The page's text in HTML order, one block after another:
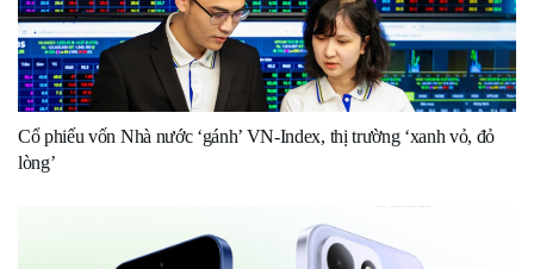
Cổ phiếu vốn Nhà nước ‘gánh’ VN-Index, thị trường ‘xanh vỏ, đỏ
lòng’